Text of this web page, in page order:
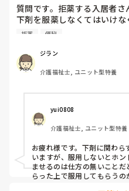
質問です。拒薬する入居者
下剤を服薬しなくてはいけ
ので看護師から『本人には
施設でもそのように対応し
は言え本人に内緒で薬を入れ
拒薬 便秘
ジラン
介護福祉士, ユニット型特養
yui0808
介護福祉士, ユニット型特養
お疲れ様です。下剤に関わ
いますが、服用しないとホ
ませるのは仕方の無いこと
らった上で服用してもらう